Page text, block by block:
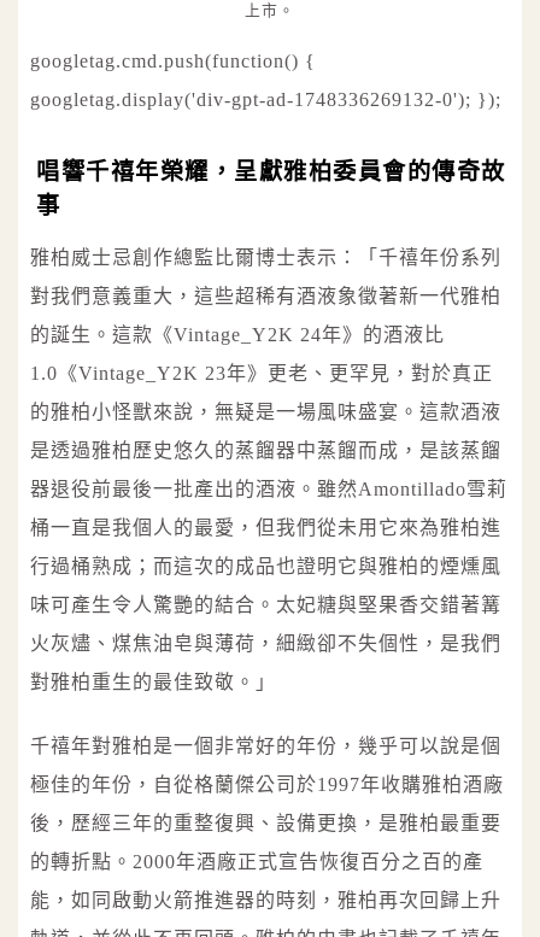
上市。
googletag.cmd.push(function() {
googletag.display('div-gpt-ad-1748336269132-0'); });
唱響千禧年榮耀，呈獻雅柏委員會的傳奇故
事
雅柏威士忌創作總監比爾博士表示：「千禧年份系列
對我們意義重大，這些超稀有酒液象徵著新一代雅柏
的誕生。這款《Vintage_Y2K 24年》的酒液比
1.0《Vintage_Y2K 23年》更老、更罕見，對於真正
的雅柏小怪獸來說，無疑是一場風味盛宴。這款酒液
是透過雅柏歷史悠久的蒸餾器中蒸餾而成，是該蒸餾
器退役前最後一批產出的酒液。雖然Amontillado雪莉
桶一直是我個人的最愛，但我們從未用它來為雅柏進
行過桶熟成；而這次的成品也證明它與雅柏的煙燻風
味可產生令人驚艷的結合。太妃糖與堅果香交錯著篝
火灰燼、煤焦油皂與薄荷，細緻卻不失個性，是我們
對雅柏重生的最佳致敬。」
千禧年對雅柏是一個非常好的年份，幾乎可以說是個
極佳的年份，自從格蘭傑公司於1997年收購雅柏酒廠
後，歷經三年的重整復興、設備更換，是雅柏最重要
的轉折點。2000年酒廠正式宣告恢復百分之百的產
能，如同啟動火箭推進器的時刻，雅柏再次回歸上升